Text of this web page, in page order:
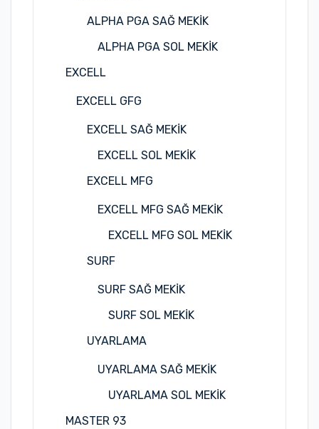
ALPHA PGA SAĞ MEKİK
ALPHA PGA SOL MEKİK
EXCELL
EXCELL GFG
EXCELL SAĞ MEKİK
EXCELL SOL MEKİK
EXCELL MFG
EXCELL MFG SAĞ MEKİK
EXCELL MFG SOL MEKİK
SURF
SURF SAĞ MEKİK
SURF SOL MEKİK
UYARLAMA
UYARLAMA SAĞ MEKİK
UYARLAMA SOL MEKİK
MASTER 93